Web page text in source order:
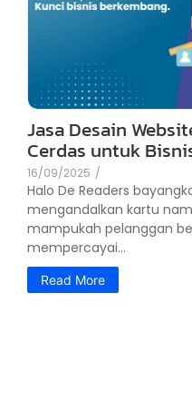
Jasa Desain
Cerdas untuk
16/09/2025 /
Halo De Readers
mengandalkan kartu
mampukah pelanggan
mempercayai...
Read More